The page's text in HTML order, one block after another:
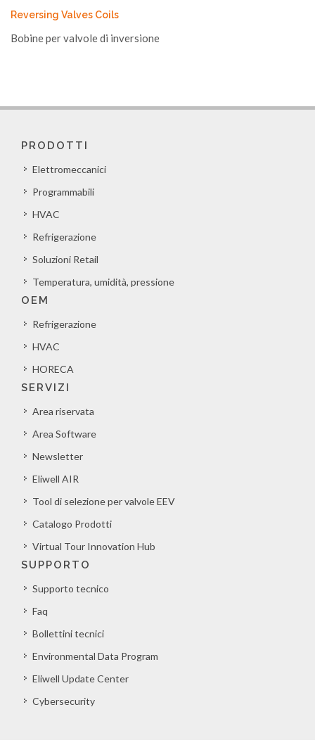
Reversing Valves Coils
Bobine per valvole di inversione
PRODOTTI
Elettromeccanici
Programmabili
HVAC
Refrigerazione
Soluzioni Retail
Temperatura, umidità, pressione
OEM
Refrigerazione
HVAC
HORECA
SERVIZI
Area riservata
Area Software
Newsletter
Eliwell AIR
Tool di selezione per valvole EEV
Catalogo Prodotti
Virtual Tour Innovation Hub
SUPPORTO
Supporto tecnico
Faq
Bollettini tecnici
Environmental Data Program
Eliwell Update Center
Cybersecurity